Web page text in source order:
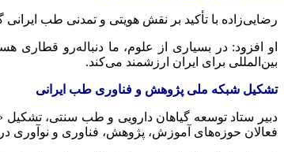
رضایی‌زاده با تأکید بر نقش هویتی و تمدنی طب
او افزود: در بسیاری از علوم، ما دنباله‌رو
بین‌المللی برای ایران ارزشمند می‌کند.
تشکیل شبکه ملی پژوهش و فناوری طب ایرانی
دبیر ستاد توسعه گیاهان دارویی و طب سنتی،
فعالان حوزه‌های آموزش، پژوهش، فناوری و نوآوری